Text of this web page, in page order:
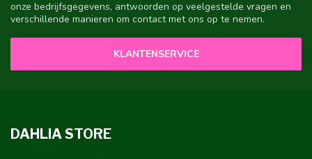
onze bedrijfsgegevens, antwoorden op veelgestelde vragen en
verschillende manieren om contact met ons op te nemen.
KLANTENSERVICE
DAHLIA STORE